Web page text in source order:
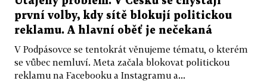
první volby, kdy sítě blokují politickou
reklamu. A hlavní oběť je nečekaná
V Podpásovce se tentokrát věnujeme tématu, o kterém
se vůbec nemluví. Meta začala blokovat politickou
reklamu na Facebooku a Instagramu a...